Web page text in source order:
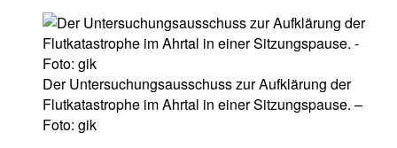
Der Untersuchungsausschuss zur Aufklärung der
Flutkatastrophe im Ahrtal in einer Sitzungspause. –
Foto: gik